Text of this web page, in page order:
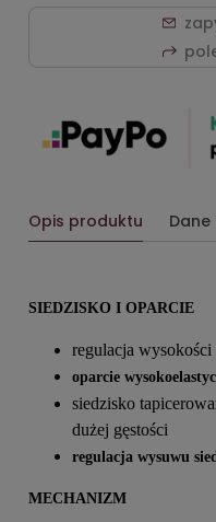
Opis produktu
SIEDZISKO I OPARCIE
regulacja
oparcie
siedzisko
dużej gęstości
regulacja wysuwu
MECHANIZM